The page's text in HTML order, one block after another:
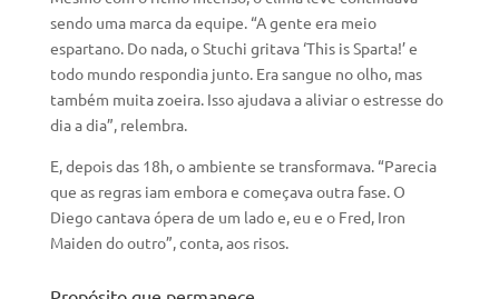
sendo uma marca da equipe. “A gente era meio
espartano. Do nada, o Stuchi gritava ‘This is Sparta!’ e
todo mundo respondia junto. Era sangue no olho, mas
também muita zoeira. Isso ajudava a aliviar o estresse do
dia a dia”, relembra.
E, depois das 18h, o ambiente se transformava. “Parecia
que as regras iam embora e começava outra fase. O
Diego cantava ópera de um lado e, eu e o Fred, Iron
Maiden do outro”, conta, aos risos.